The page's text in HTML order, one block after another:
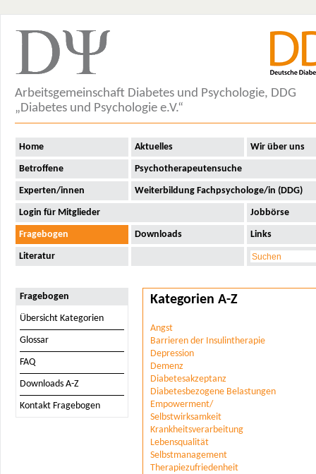
Arbeitsgemeinschaft Diabetes und Psychologie, DDG
„Diabetes und Psychologie e.V.“
Home Aktuelles Wir über uns
Betroffene Psychotherapeutensuche
Experten/innen Weiterbildung Fachpsychologe/in (DDG)
Login für Mitglieder Jobbörse
Fragebogen Downloads Links
Literatur
Fragebogen
Übersicht Kategorien
Glossar
FAQ
Downloads A-Z
Kontakt Fragebogen
Kategorien A-Z
Angst
Barrieren der Insulintherapie
Depression
Demenz
Diabetesakzeptanz
Diabetesbezogene Belastungen
Empowerment/
Selbstwirksamkeit
Krankheitsverarbeitung
Lebensqualität
Selbstmanagement
Therapiezufriedenheit